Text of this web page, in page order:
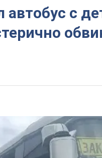
автобус с